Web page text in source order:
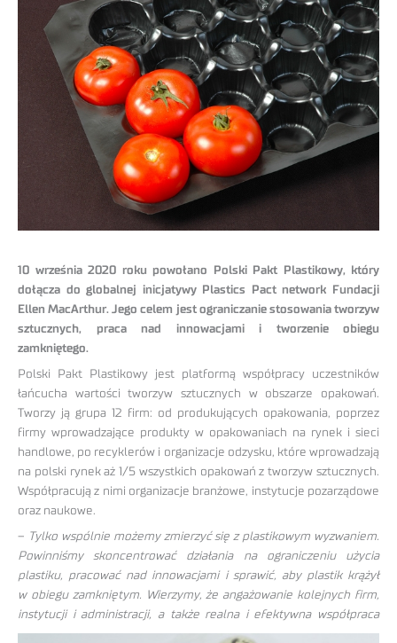
10 września 2020 roku powołano Polski Pakt Plastikowy, który
dołącza do globalnej inicjatywy Plastics Pact network Fundacji
Ellen MacArthur. Jego celem jest ograniczanie stosowania tworzyw
sztucznych, praca nad innowacjami i tworzenie obiegu
zamkniętego.
Polski Pakt Plastikowy jest platformą współpracy uczestników
łańcucha wartości tworzyw sztucznych w obszarze opakowań.
Tworzy ją grupa 12 firm: od produkujących opakowania, poprzez
firmy wprowadzające produkty w opakowaniach na rynek i sieci
handlowe, po recyklerów i organizacje odzysku, które wprowadzają
na polski rynek aż 1/5 wszystkich opakowań z tworzyw sztucznych.
Współpracują z nimi organizacje branżowe, instytucje pozarządowe
oraz naukowe.
– Tylko wspólnie możemy zmierzyć się z plastikowym wyzwaniem.
Powinniśmy skoncentrować działania na ograniczeniu użycia
plastiku, pracować nad innowacjami i sprawić, aby plastik krążył
w obiegu zamkniętym. Wierzymy, że angażowanie kolejnych firm,
instytucji i administracji, a także realna i efektywna współpraca